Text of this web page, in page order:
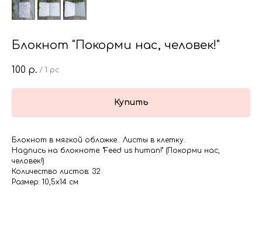
Блокнот "Покорми нас, человек!"
100 р. / 1 pc
Купить
Блокнот в мягкой обложке.. Листы в клетку.
Надпись на блокноте: "Feed us human!" (Покорми нас,
человек!)
Количество листов: 32
Размер: 10,5х14 см